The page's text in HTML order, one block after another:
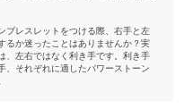
ブレスレットをつける際、右手と左
るか迷ったことはありませんか？実
、左右ではなく利き手です。利き手
、それぞれに適したパワーストーン